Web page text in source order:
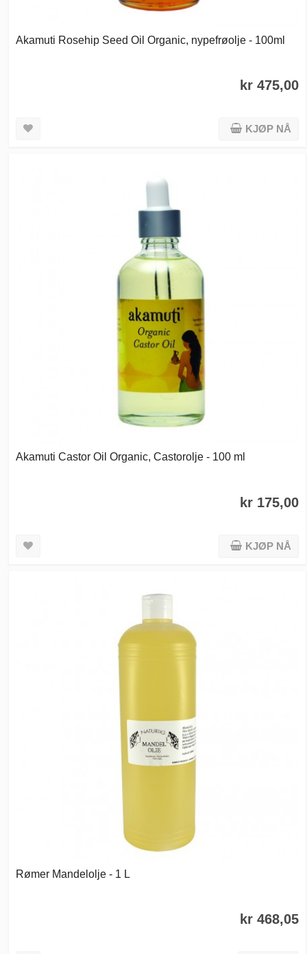
Akamuti Rosehip Seed Oil Organic, nypefrøolje - 100ml
kr 475,00
KJØP NÅ
Akamuti Castor Oil Organic, Castorolje - 100 ml
kr 175,00
KJØP NÅ
Rømer Mandelolje - 1 L
kr 468,05